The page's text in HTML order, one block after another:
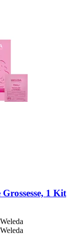
1 Kit